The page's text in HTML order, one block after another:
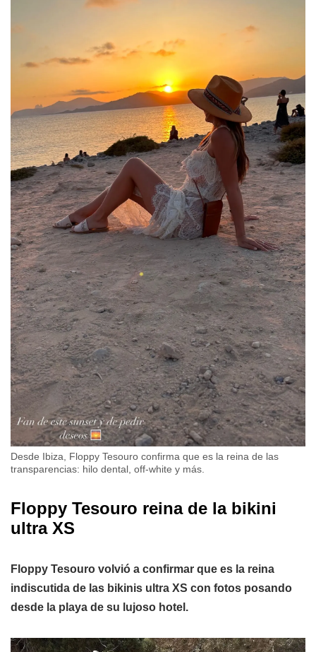
Desde Ibiza, Floppy Tesouro confirma que es la reina de las
transparencias: hilo dental, off-white y más.
Floppy Tesouro reina de la bikini
ultra XS
Floppy Tesouro volvió a confirmar que es la reina
indiscutida de las bikinis ultra XS con fotos posando
desde la playa de su lujoso hotel.